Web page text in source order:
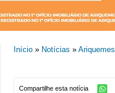
Início» Notícias » Ariquemes
Compartilhe esta notícia